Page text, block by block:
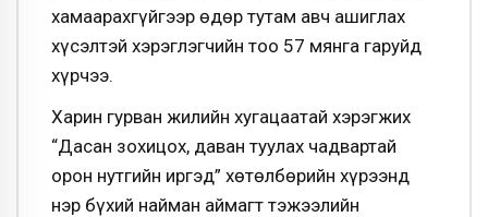
хамаарахгүйгээр өдөр тутам авч ашиглах
хүсэлтэй хэрэглэгчийн тоо 57 мянга гаруйд
хүрчээ.
Харин гурван жилийн хугацаатай хэрэгжих
“Дасан зохицох, даван туулах чадвартай
орон нутгийн иргэд” хөтөлбөрийн хүрээнд
нэр бүхий найман аймагт тэжээлийн